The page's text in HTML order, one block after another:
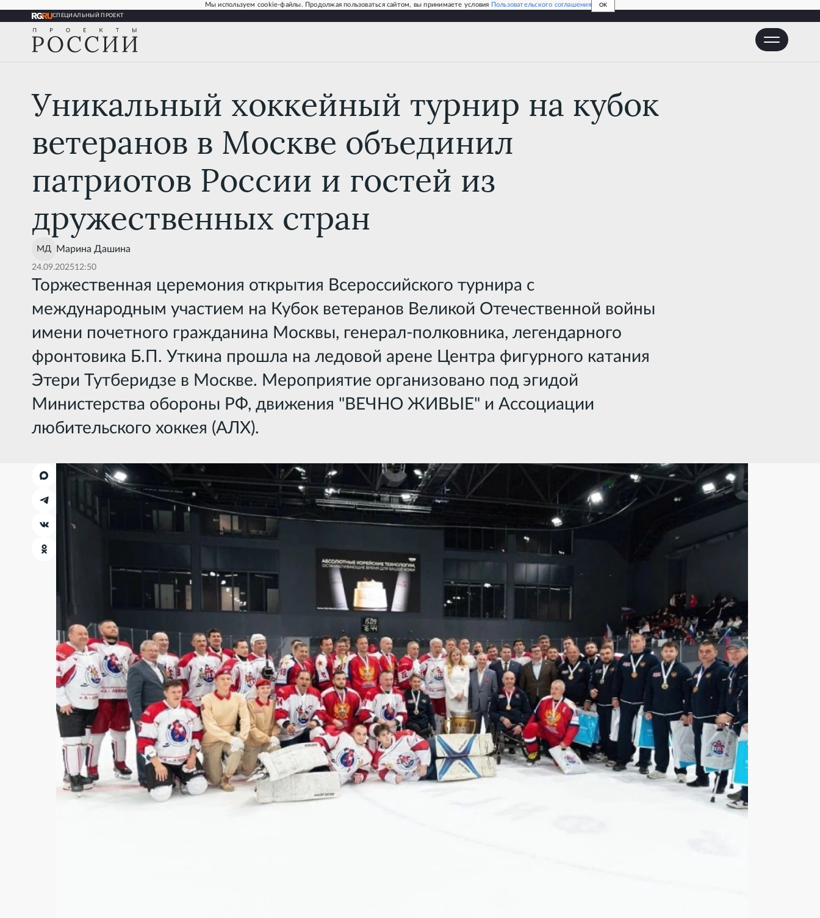
Мы используем cookie-файлы. Продолжая пользоваться сайтом, вы принимаете условия Пользовательского соглашения
OK
СПЕЦИАЛЬНЫЙ ПРОЕКТ
Уникальный хоккейный турнир на кубок
ветеранов в Москве объединил
патриотов России и гостей из
дружественных стран
Марина Дашина
24.09.202512:50
Торжественная церемония открытия Всероссийского турнира с
международным участием на Кубок ветеранов Великой Отечественной войны
имени почетного гражданина Москвы, генерал-полковника, легендарного
фронтовика Б.П. Уткина прошла на ледовой арене Центра фигурного катания
Этери Тутберидзе в Москве. Мероприятие организовано под эгидой
Министерства обороны РФ, движения "ВЕЧНО ЖИВЫЕ" и Ассоциации
любительского хоккея (АЛХ).